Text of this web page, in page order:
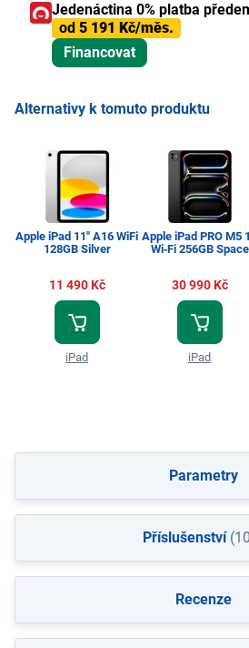
Jedenáctina 0% platba
od 5 191 Kč/měs.
Financovat
Alternativy k tomuto produktu
Apple iPad 11" A16 WiFi
128GB Silver
11 490 Kč
iPad
Apple iPad PRO M5
Wi‑Fi 256GB Space
30 990 Kč
iPad
Parametry
Příslušenství
Recenze